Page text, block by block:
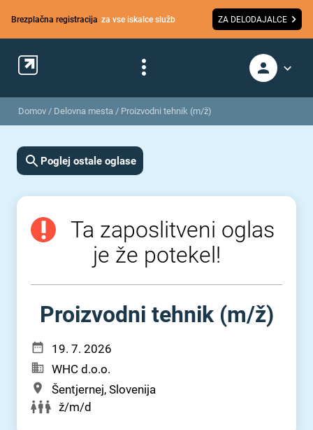
Brezplačna registracija za vse iskalce služb ZA DELODAJALCE
Domov / Delovna mesta / Proizvodni tehnik (m/ž)
Poglej ostale oglase
Ta zaposlitveni oglas
je že potekel!
Proizvodni tehnik (m⁠/⁠ž)
19. 7. 2026
WHC d.o.o.
Šentjernej, Slovenija
ž/m/d